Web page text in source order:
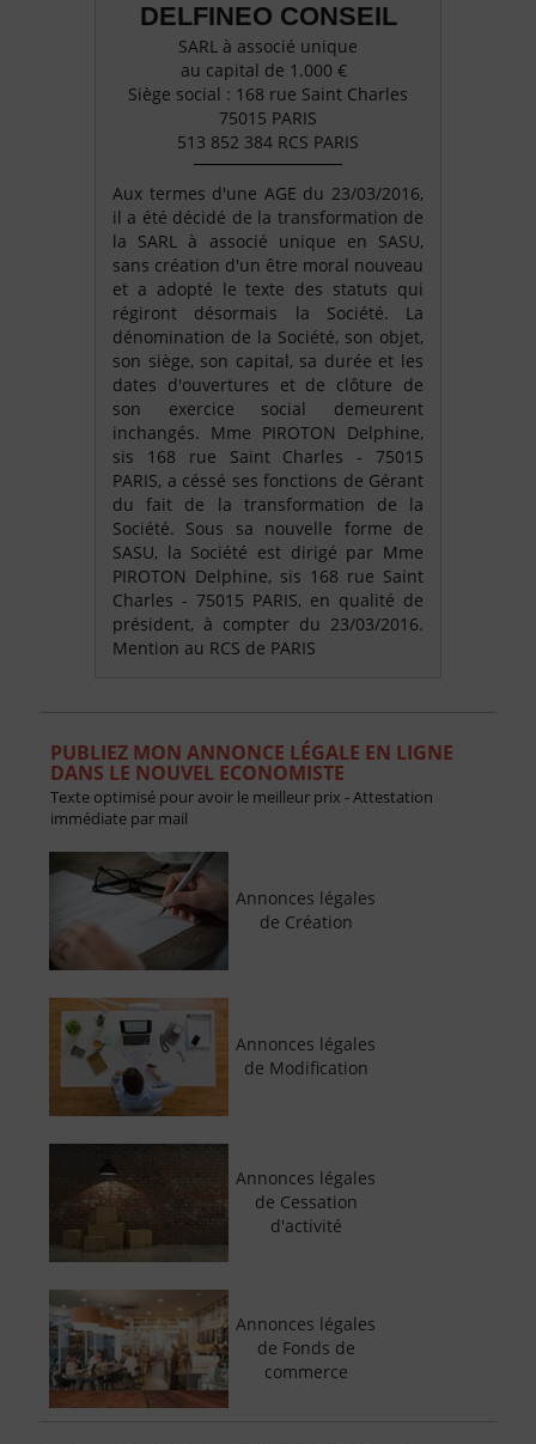
DELFINEO CONSEIL
SARL à associé unique
au capital de 1.000 €
Siège social : 168 rue Saint Charles
75015 PARIS
513 852 384 RCS PARIS
Aux termes d'une AGE du 23/03/2016,
il a été décidé de la transformation de
la SARL à associé unique en SASU,
sans création d'un être moral nouveau
et a adopté le texte des statuts qui
régiront désormais la Société. La
dénomination de la Société, son objet,
son siège, son capital, sa durée et les
dates d'ouvertures et de clôture de
son exercice social demeurent
inchangés. Mme PIROTON Delphine,
sis 168 rue Saint Charles - 75015
PARIS, a céssé ses fonctions de Gérant
du fait de la transformation de la
Société. Sous sa nouvelle forme de
SASU, la Société est dirigé par Mme
PIROTON Delphine, sis 168 rue Saint
Charles - 75015 PARIS, en qualité de
président, à compter du 23/03/2016.
Mention au RCS de PARIS
PUBLIEZ MON ANNONCE LÉGALE EN LIGNE
DANS LE NOUVEL ECONOMISTE
Texte optimisé pour avoir le meilleur prix - Attestation
immédiate par mail
Annonces légales
de Création
Annonces légales
de Modification
Annonces légales
de Cessation
d'activité
Annonces légales
de Fonds de
commerce